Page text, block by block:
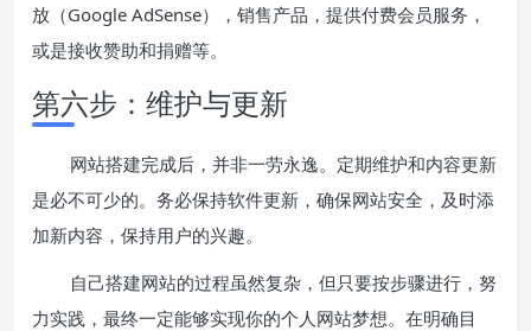
放（Google AdSense），销售产品，提供付费会员服务，
或是接收赞助和捐赠等。
第六步：维护与更新
网站搭建完成后，并非一劳永逸。定期维护和内容更新
是必不可少的。务必保持软件更新，确保网站安全，及时添
加新内容，保持用户的兴趣。
自己搭建网站的过程虽然复杂，但只要按步骤进行，努
力实践，最终一定能够实现你的个人网站梦想。在明确目